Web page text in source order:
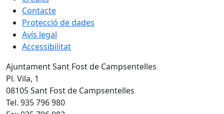
Contacte
Protecció de dades
Avís legal
Accessibilitat
Ajuntament Sant Fost de Campsentelles
Pl. Vila, 1
08105 Sant Fost de Campsentelles
Tel. 935 796 980